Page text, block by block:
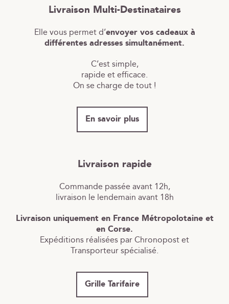
Livraison Multi-Destinataires
Elle vous permet d’envoyer vos cadeaux à
différentes adresses simultanément.
C’est simple,
rapide et efficace.
On se charge de tout !
En savoir plus
Livraison rapide
Commande passée avant 12h,
livraison le lendemain avant 18h
Livraison uniquement en France Métropolotaine et
en Corse.
Expéditions réalisées par Chronopost et
Transporteur spécialisé.
Grille Tarifaire